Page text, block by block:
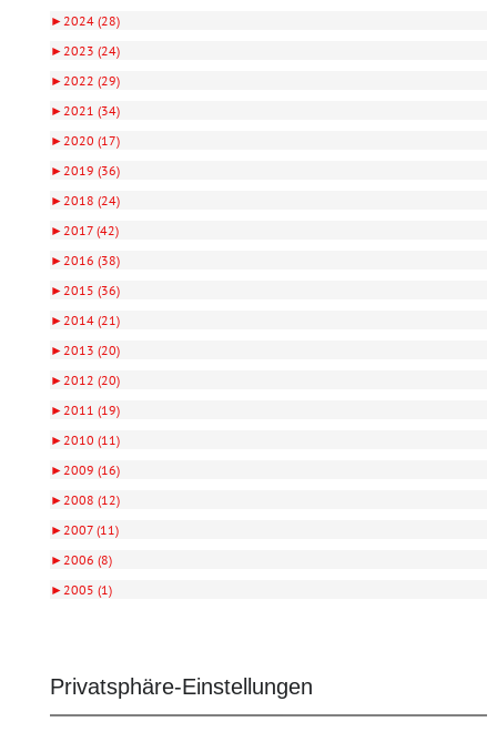
► 2024 (28)
► 2023 (24)
► 2022 (29)
► 2021 (34)
► 2020 (17)
► 2019 (36)
► 2018 (24)
► 2017 (42)
► 2016 (38)
► 2015 (36)
► 2014 (21)
► 2013 (20)
► 2012 (20)
► 2011 (19)
► 2010 (11)
► 2009 (16)
► 2008 (12)
► 2007 (11)
► 2006 (8)
► 2005 (1)
Privatsphäre-Einstellungen